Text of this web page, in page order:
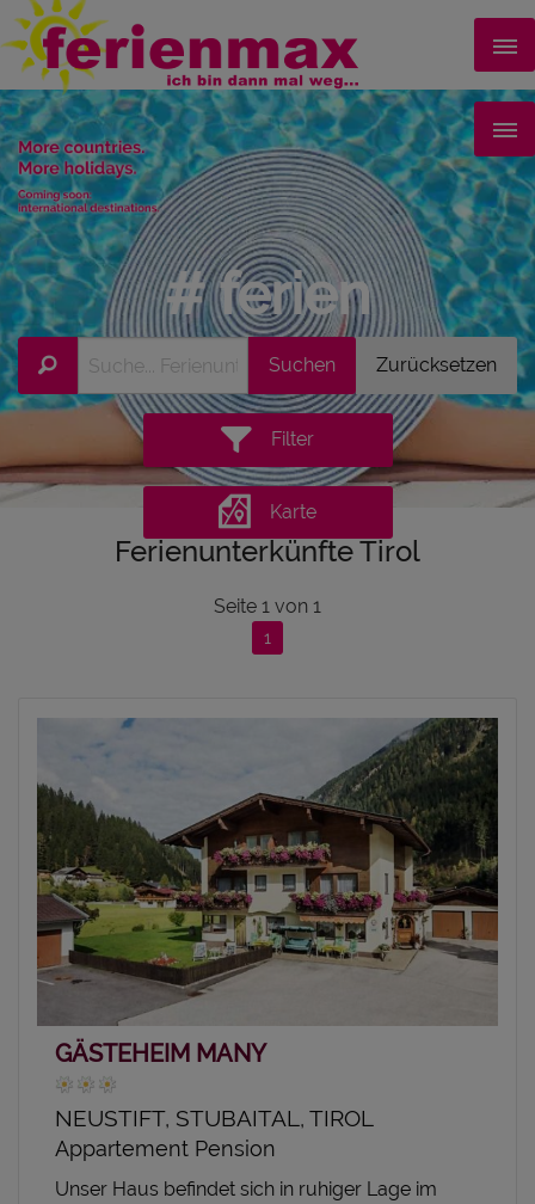
# ferien
Filter
Karte
Ferienunterkünfte Tirol
Seite 1 von 1
1
GÄSTEHEIM MANY
NEUSTIFT, STUBAITAL, TIROL
Appartement Pension
Unser Haus befindet sich in ruhiger Lage im